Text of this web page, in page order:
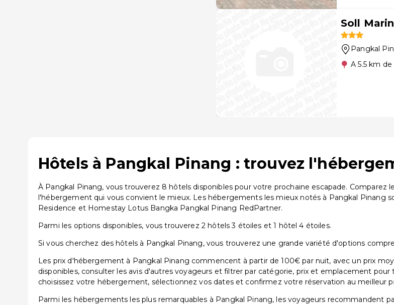
Soll
Pangkal
A 5.5 km
Hôtels à Pangkal Pinang : trouvez
À Pangkal Pinang, vous trouverez 8 hôtels disponibles pour votre prochaine escapade. Comparez
l'hébergement qui vous convient le mieux. Les hébergements les mieux notés à Pangkal Pinang
Residence et Homestay Lotus Bangka Pangkal Pinang RedPartner.
Parmi les options disponibles, vous trouverez 2 hôtels 3 étoiles et 1 hôtel 4 étoiles.
Si vous cherchez des hôtels à Pangkal Pinang, vous trouverez une grande variété d'options
Les prix d'hébergement à Pangkal Pinang commencent à partir de 100€ par nuit, avec un prix
disponibles, consulter les avis d'autres voyageurs et filtrer par catégorie, prix et emplacement
choisissez votre hébergement, sélectionnez vos dates et confirmez votre réservation au meilleur
Parmi les hébergements les plus remarquables à Pangkal Pinang, les voyageurs recommandent